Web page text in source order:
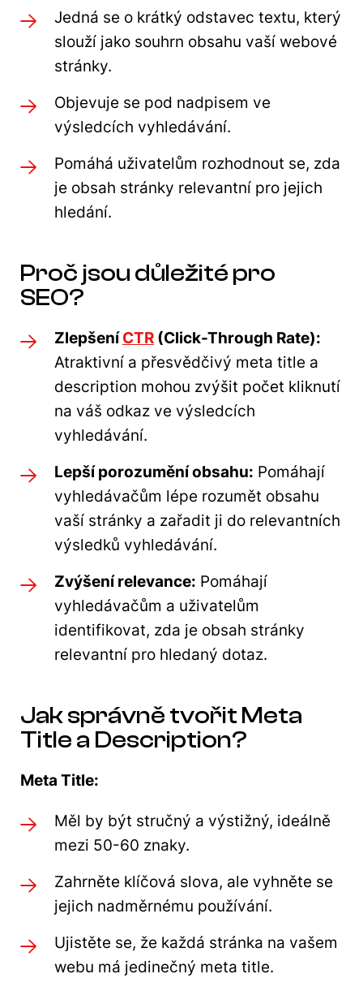
Jedná se o krátký odstavec textu, který
slouží jako souhrn obsahu vaší webové
stránky.
Objevuje se pod nadpisem ve
výsledcích vyhledávání.
Pomáhá uživatelům rozhodnout se, zda
je obsah stránky relevantní pro jejich
hledání.
Proč jsou důležité pro
SEO?
ZlepšeníCTR (Click-Through Rate):
Atraktivní a přesvědčivý meta title a
description mohou zvýšit počet kliknutí
na váš odkaz ve výsledcích
vyhledávání.
Lepší porozumění obsahu: Pomáhají
vyhledávačům lépe rozumět obsahu
vaší stránky a zařadit ji do relevantních
výsledků vyhledávání.
Zvýšení relevance: Pomáhají
vyhledávačům a uživatelům
identifikovat, zda je obsah stránky
relevantní pro hledaný dotaz.
Jak správně tvořit Meta
Title a Description?
Meta Title:
Měl by být stručný a výstižný, ideálně
mezi 50-60 znaky.
Zahrněte klíčová slova, ale vyhněte se
jejich nadměrnému používání.
Ujistěte se, že každá stránka na vašem
webu má jedinečný meta title.